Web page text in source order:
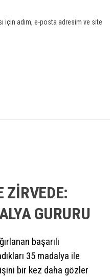
için adım, e-posta adresim ve site
ZİRVEDE:
GURURU
başarılı
35 madalya ile
bir kez daha gözler